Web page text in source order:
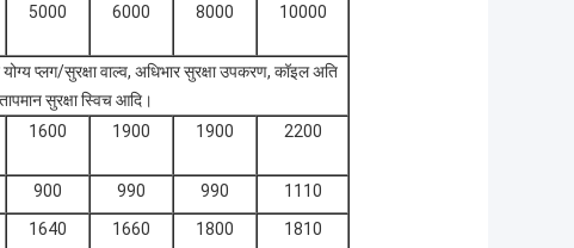
5000 6000 8000 10000
प्लग/सुरक्षा वाल्व, अधिभार सुरक्षा उपकरण, कॉइल अति
सुरक्षा स्विच आदि।
1600 1900 1900 2200
900 990 990
1110
1640 1660 1800
1810